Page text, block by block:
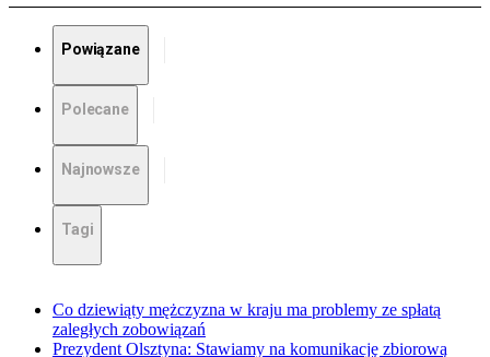
Powiązane
Polecane
Najnowsze
Tagi
Co dziewiąty mężczyzna w kraju ma problemy ze spłatą
zaległych zobowiązań
Prezydent Olsztyna: Stawiamy na komunikację zbiorową